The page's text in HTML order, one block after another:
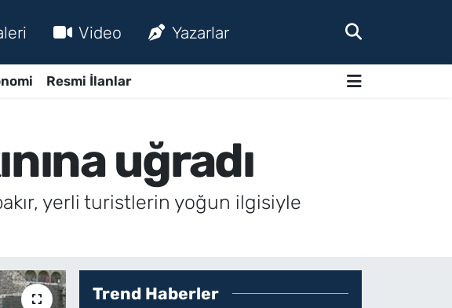
Video Yazarlar
Resmi İlanlar
uğradı
yerli turistlerin yoğun ilgisiyle
Trend Haberler